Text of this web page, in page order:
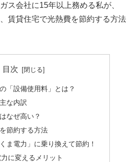
ス会社に15年以上務める私が、
賃貸住宅で光熱費を節約する方法
目次
「設備使用料」とは？
な内訳
なぜ高い？
節約する方法
ま電力」に乗り換えて節約！
に変えるメリット